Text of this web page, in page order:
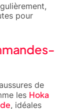
pour
de
les Hoka
, idéales